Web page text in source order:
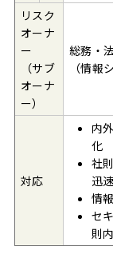
リスク
オーナ
ー
（サブ
オーナ
ー）
総務・
（情報
対応
内
化
社
迅
情
セ
則